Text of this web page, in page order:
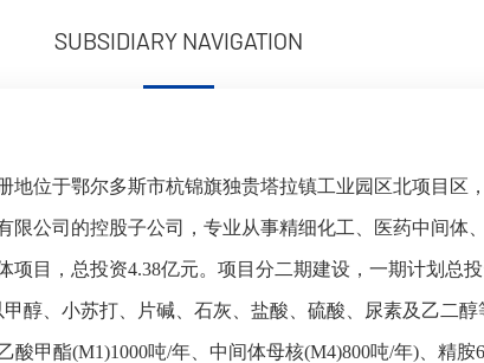
SUBSIDIARY NAVIGATION
位于鄂尔多斯市杭锦旗独贵塔拉镇工业园区北项目区
公司的控股子公司，专业从事精细化工、医药中间体
目，总投资4.38亿元。项目分二期建设，一期计划总投
、小苏打、片碱、石灰、盐酸、硫酸、尿素及乙二醇
甲酯(M1)1000吨/年、中间体母核(M4)800吨/年)、精胺